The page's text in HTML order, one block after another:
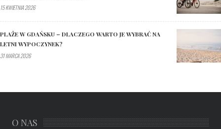
15 KWIETNIA 2026
PLAŻE W GDAŃSKU – DLACZEGO WARTO JE WYBRAĆ NA
LETNI WYPOCZYNEK?
31 MARCA 2026
O NAS